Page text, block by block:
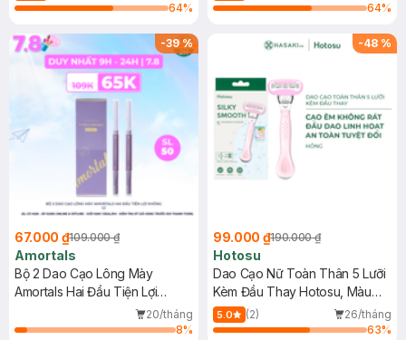
64%
64%
-39%
67.000 ₫109.000 ₫
Amortals
Bộ 2 Dao Cạo Lông Mày
Amortals Hai Đầu Tiện Lợi
20/tháng
8%
-48 %
99.000 ₫190.000 ₫
Hotosu
Dao Cạo Nữ Toàn Thân 5 Lưỡi
Kèm Đầu Thay Hotosu, Màu
Hồng
5.0 (2)
26/tháng
63%